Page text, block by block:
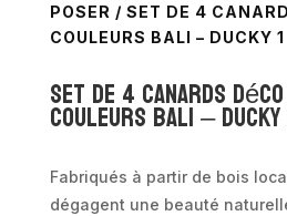
POSER / SET DE 4
COULEURS BALI – DUCKY 1
Set de 4 canards
couleurs bali – DUCKY
Fabriqués à partir de bois
dégagent une beauté